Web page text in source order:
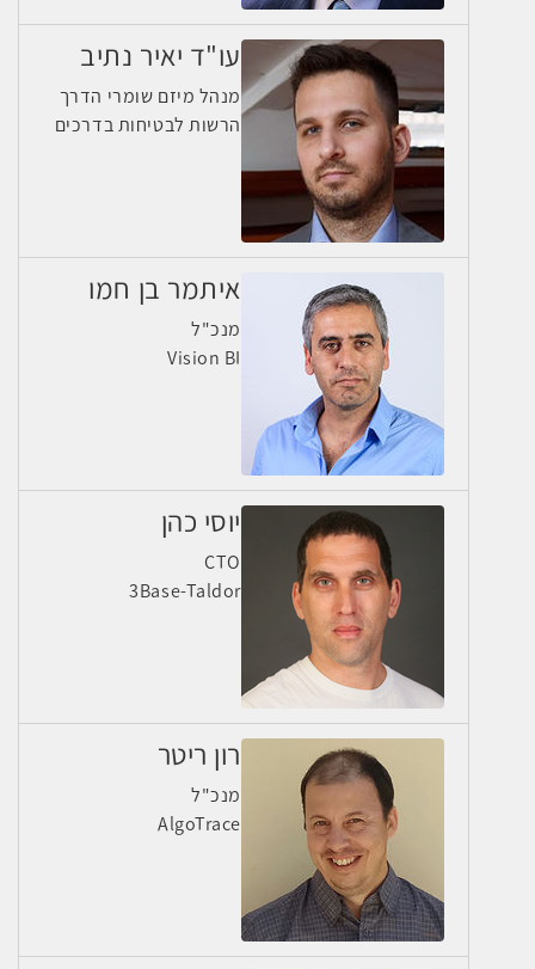
עו"ד יאיר נתיב
מנהל מיזם שומרי הדרך
הרשות לבטיחות בדרכים
איתמר בן חמו
מנכ"ל
Vision BI
יוסי כהן
CTO
3Base-Taldor
רון ריטר
מנכ"ל
AlgoTrace